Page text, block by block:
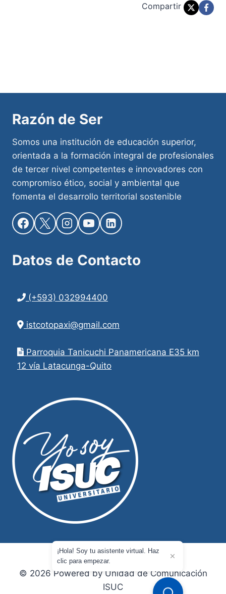
Compartir
¡Hola! Soy tu asistente virtual. Haz
clic para empezar.
Razón de Ser
Somos una institución de educación superior,
orientada a la formación integral de profesionales
de tercer nivel competentes e innovadores con
compromiso ético, social y ambiental que
fomenta el desarrollo territorial sostenible
Datos de Contacto
(+593) 032994400
istcotopaxi@gmail.com
Parroquia Tanicuchi Panamericana E35 km
12 vía Latacunga-Quito
© 2026 Powered by Unidad de Comunicación
ISUC